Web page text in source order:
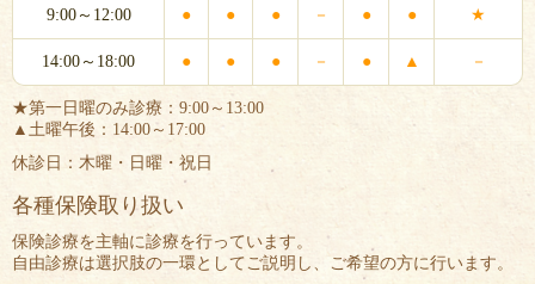
9:00～12:00 ● ● ● － ● ● ★
14:00～18:00 ● ● ● － ● ▲ －
★第一日曜のみ診療：9:00～13:00
▲土曜午後：14:00～17:00
休診日：木曜・日曜・祝日
各種保険取り扱い
保険診療を主軸に診療を行っています。
自由診療は選択肢の一環としてご説明し、ご希望の方に行います。